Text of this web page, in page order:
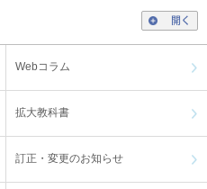
開く
Webコラム
拡大教科書
訂正・変更のお知らせ